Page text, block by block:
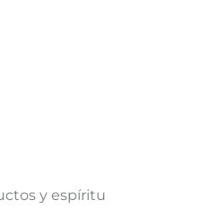
y espíritu